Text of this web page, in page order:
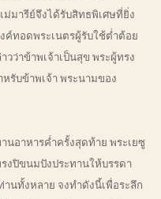
มารีย์จึงได้รับสิทธพิเศษที่ยิ่ง
ค์ทอดพระเนตรผู้รับใช้ต่ำต้อย
ว่าข้าพเจ้าเป็นสุข พระผู้ทรง
รับข้าพเจ้า พระนามของ
นอาหารค่ำครั้งสุดท้าย พระเยซู
งปิขนมปังประทานให้บรรดา
นทั้งหลาย จงทำดังนี้เพื่อระลึก